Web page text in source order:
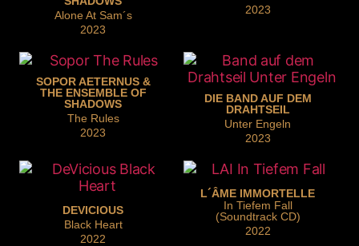
Alone At Sam´s
2023
2023
SOPOR AETERNUS &
THE ENSEMBLE OF
SHADOWS
The Rules
2023
DIE BAND AUF DEM
DRAHTSEIL
Unter Engeln
2023
DEVICIOUS
Black Heart
2022
L´ÂME IMMORTELLE
In Tiefem Fall
(Soundtrack CD)
2022